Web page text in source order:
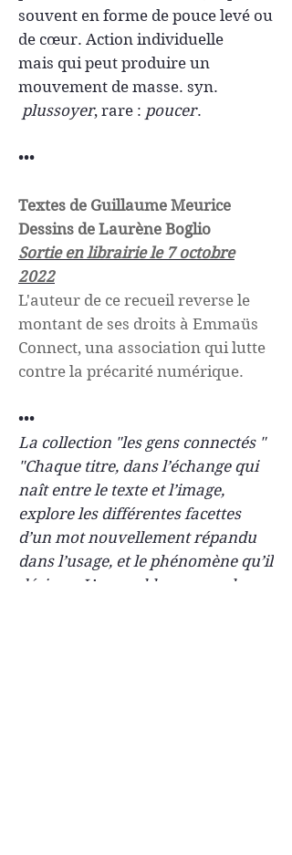
souvent en forme de pouce levé ou
de cœur. Action individuelle
mais qui peut produire un
mouvement de masse. syn.
plussoyer, rare : poucer.
•••
Textes de Guillaume Meurice
Dessins de Laurène Boglio
Sortie en librairie le 7 octobre
2022
L'auteur de ce recueil reverse le
montant de ses droits à Emmaüs
Connect, una association qui lutte
contre la précarité numérique.
•••
La collection "les gens connectés "
"Chaque titre, dans l’échange qui
naît entre le texte et l’image,
explore les différentes facettes
d’un mot nouvellement répandu
dans l’usage, et le phénomène qu’il
désigne. L’ensemble propose le